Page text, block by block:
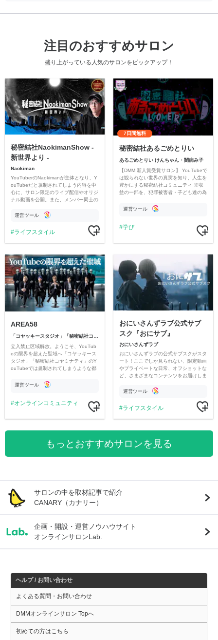
注目のおすすめサロン
盛り上がっている人気のサロンをピックアップ！
秘密結社NaokimanShow -
新世界より -
Naokiman
YouTuberのNaokimanが主体となり、Y
ouTubeだと規制されてしまう内容を中
心に、サロン限定のライブ配信やオリジ
ナル動画を公開。また、メンバー同士の
ただいています。
運営ツール
ライフスタイル
7日間無料
秘密結社あるごめとりい
あるごめとりい けんちゃん・闇病み子
【DMM 新人賞受賞サロン】 YouTubeで
は観られない世界の真実を知り、人生を
豊かにする秘密結社コミュニティ ※収
益の一部を、犯罪被害者・子ども達の為
す運営ツール
学び
AREA58
「コヤッキースタジオ」「秘密結社コヤミナティ」
立入禁止区域解放。ようこそ、YouTub
eの限界を超えた聖域へ「コヤッキース
タジオ」「秘密結社コヤミナティ」のY
ouTubeでは規制されてしまうような都
公開。
運営ツール
オンラインコミュニティ
おにいさんずラブ公式サブ
スク『おにサブ』
おにいさんずラブ
おにいさんずラブの公式サブスクがスタ
ート！ここでしか見られない、限定動画
やプライベートな日常、オフショットな
ど、さまざまなコンテンツをお届けしま
運営ツール
ライフスタイル
もっとおすすめサロンを見る
サロンの中を取材記事で紹介
CANARY（カナリー）
企画・開設・運営ノウハウサイト
オンラインサロンLab.
ヘルプ / お問い合わせ
よくある質問・お問い合わせ
DMMオンラインサロン Topへ
初めての方はこちら